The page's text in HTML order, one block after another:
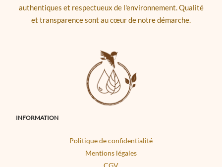
authentiques et respectueux de l'environnement. Qualité
et transparence sont au cœur de notre démarche.
INFORMATION
Politique de confidentialité
Mentions légales
CGV